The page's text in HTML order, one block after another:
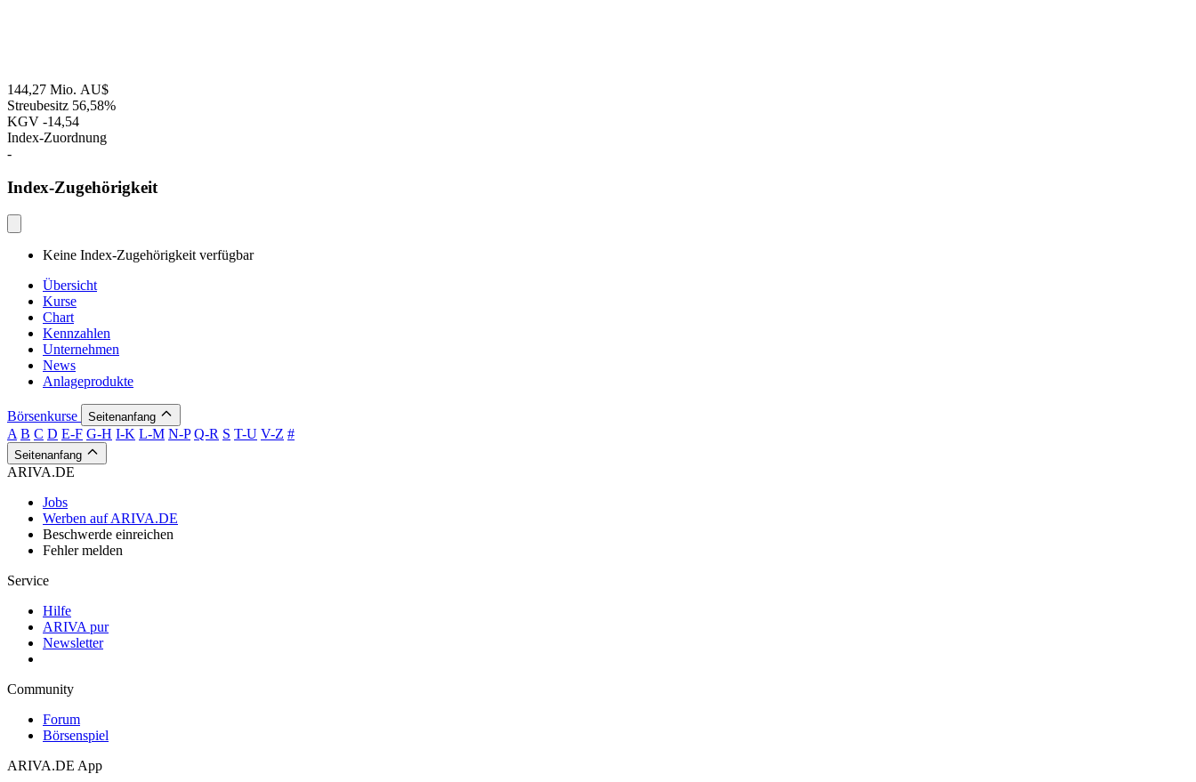
144,27 Mio. AU$
Streubesitz 56,58%
KGV -14,54
Index-Zuordnung
-
Index-Zugehörigkeit
Keine Index-Zugehörigkeit verfügbar
Übersicht
Kurse
Chart
Kennzahlen
Unternehmen
News
Anlageprodukte
Börsenkurse Seitenanfang
A B C D E-F G-H I-K L-M N-P Q-R S T-U V-Z #
Seitenanfang
ARIVA.DE
Jobs
Werben auf ARIVA.DE
Beschwerde einreichen
Fehler melden
Service
Hilfe
ARIVA pur
Newsletter
Community
Forum
Börsenspiel
ARIVA.DE App